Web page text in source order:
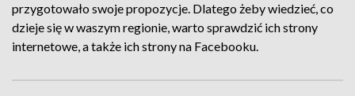
przygotowało swoje propozycje. Dlatego żeby wiedzieć, co
dzieje się w waszym regionie, warto sprawdzić ich strony
internetowe, a także ich strony na Facebooku.